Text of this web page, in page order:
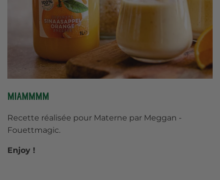
Miammmm
Recette réalisée pour Materne par Meggan -
Fouettmagic.
Enjoy !